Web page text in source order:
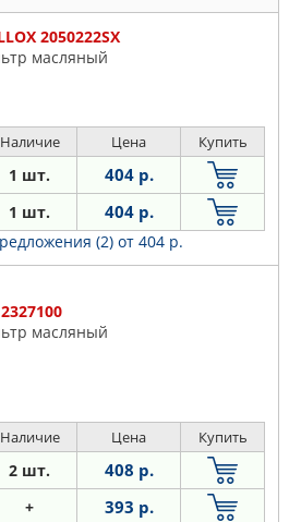
2050222SX
масляный
Наличие Цена Купить
1 шт. 404 р.
1 шт. 404 р.
(2) от 404 р.
масляный
Наличие Цена Купить
2 шт. 408 р.
+ 393 р.